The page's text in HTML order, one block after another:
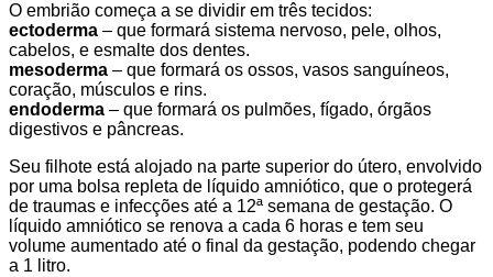
O embrião começa a se dividir em três tecidos:
ectoderma – que formará sistema nervoso, pele, olhos,
cabelos, e esmalte dos dentes.
mesoderma – que formará os ossos, vasos sanguíneos,
coração, músculos e rins.
endoderma – que formará os pulmões, fígado, órgãos
digestivos e pâncreas.
Seu filhote está alojado na parte superior do útero, envolvido
por uma bolsa repleta de líquido amniótico, que o protegerá
de traumas e infecções até a 12ª semana de gestação. O
líquido amniótico se renova a cada 6 horas e tem seu
volume aumentado até o final da gestação, podendo chegar
a 1 litro.